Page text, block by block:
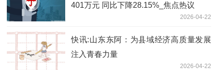
401万元 同比下降28.15%_焦点热议
2026-04-22
快讯:山东东阿：为县域经济高质量发展
注入青春力量
2026-04-22